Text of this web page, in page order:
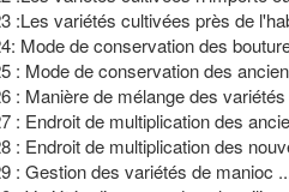
:Les variétés cultivées près de
Mode de conservation des
: Mode de conservation des
: Manière de mélange des
: Endroit de multiplication des
: Endroit de multiplication des
: Gestion des variétés de manioc